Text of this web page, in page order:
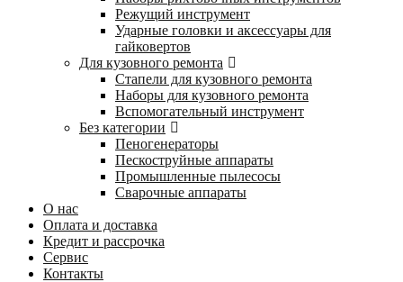
Режущий инструмент
Ударные головки и аксессуары для
гайковертов
Для кузовного ремонта
Стапели для кузовного ремонта
Наборы для кузовного ремонта
Вспомогательный инструмент
Без категории
Пеногенераторы
Пескоструйные аппараты
Промышленные пылесосы
Сварочные аппараты
О нас
Оплата и доставка
Кредит и рассрочка
Сервис
Контакты